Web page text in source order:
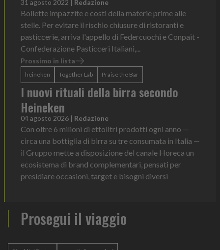
31 agosto 2022 Redazione
Bollette impazzite e costi della materie prime alle
stelle. Per evitare il rischio chiusure di ristoranti e
pasticcerie, arriva l'appello di Federcuochi e Conpait -
Confederazione Pasticceri Italiani,...
Prossimo in lista
heineken Together Lab Praise the Bar
I nuovi rituali della birra secondo
Heineken
04 agosto 2026 | Redazione
Con oltre 6 milioni di ettolitri prodotti ogni anno —
circa una bottiglia di birra su tre consumata in Italia —
il Gruppo mette a disposizione del canale Horeca un
ecosistema di brand complementari, pensati per
presidiare occasioni, target e bisogni diversi
Prosegui il viaggio